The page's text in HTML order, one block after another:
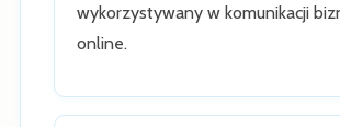
wykorzystywany w komunikacji
online.